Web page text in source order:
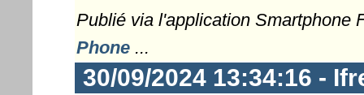
Publié via l'application Smartphone
Phone...
30/09/2024 13:34:16 -